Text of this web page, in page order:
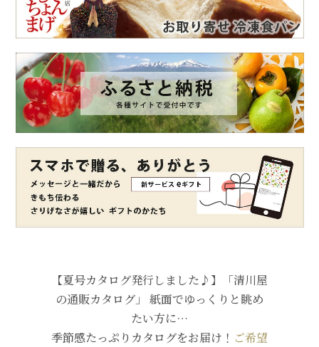
【夏号カタログ発行しました♪】「清川屋
の通販カタログ」 紙面でゆっくりと眺め
たい方に…
季節感たっぷりカタログをお届け！ ご希望